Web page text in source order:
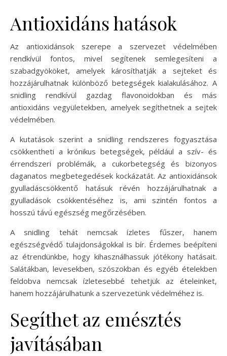
Antioxidáns hatások
Az antioxidánsok szerepe a szervezet védelmében
rendkívül fontos, mivel segítenek semlegesíteni a
szabadgyököket, amelyek károsíthatják a sejteket és
hozzájárulhatnak különböző betegségek kialakulásához. A
snidling rendkívül gazdag flavonoidokban és más
antioxidáns vegyületekben, amelyek segíthetnek a sejtek
védelmében.
A kutatások szerint a snidling rendszeres fogyasztása
csökkentheti a krónikus betegségek, például a szív- és
érrendszeri problémák, a cukorbetegség és bizonyos
daganatos megbetegedések kockázatát. Az antioxidánsok
gyulladáscsökkentő hatásuk révén hozzájárulhatnak a
gyulladások csökkentéséhez is, ami szintén fontos a
hosszú távú egészség megőrzésében.
A snidling tehát nemcsak ízletes fűszer, hanem
egészségvédő tulajdonságokkal is bír. Érdemes beépíteni
az étrendünkbe, hogy kihasználhassuk jótékony hatásait.
Salátákban, levesekben, szószokban és egyéb ételekben
feldobva nemcsak ízletesebbé tehetjük az ételeinket,
hanem hozzájárulhatunk a szervezetünk védelméhez is.
Segíthet az emésztés
javításában